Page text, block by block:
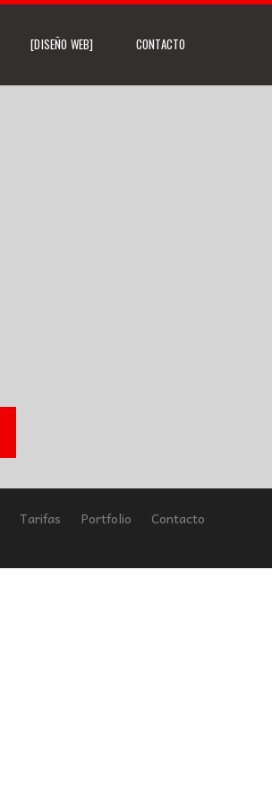
[DISEÑO WEB] CONTACTO
Tarifas Portfolio Contacto